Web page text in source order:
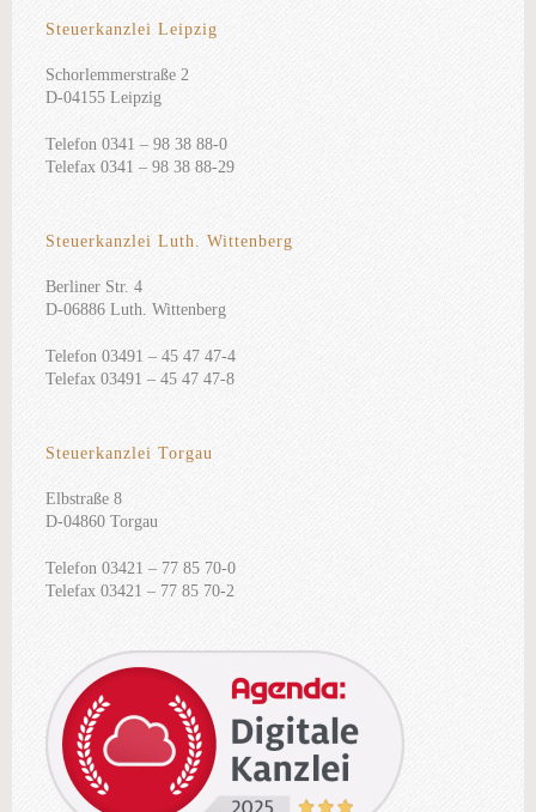
Steuerkanzlei Leipzig
Schorlemmerstraße 2
D-04155 Leipzig
Telefon 0341 – 98 38 88-0
Telefax 0341 – 98 38 88-29
Steuerkanzlei Luth. Wittenberg
Berliner Str. 4
D-06886 Luth. Wittenberg
Telefon 03491 – 45 47 47-4
Telefax 03491 – 45 47 47-8
Steuerkanzlei Torgau
Elbstraße 8
D-04860 Torgau
Telefon 03421 – 77 85 70-0
Telefax 03421 – 77 85 70-2